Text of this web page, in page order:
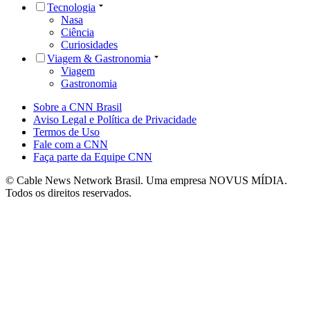
Tecnologia
Nasa
Ciência
Curiosidades
Viagem & Gastronomia
Viagem
Gastronomia
Sobre a CNN Brasil
Aviso Legal e Política de Privacidade
Termos de Uso
Fale com a CNN
Faça parte da Equipe CNN
© Cable News Network Brasil. Uma empresa NOVUS MÍDIA.
Todos os direitos reservados.